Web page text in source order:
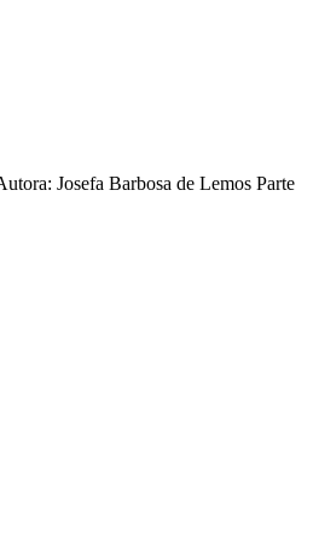
Josefa Barbosa de Lemos Parte